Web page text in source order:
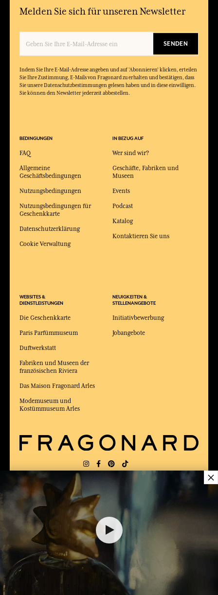
50,00 €
DEM WARENKORB HINZUFÜGEN
Melden Sie sich für unseren Newsletter
SENDEN
Indem Sie Ihre E-Mail-Adresse angeben und auf 'Abonnieren' klicken, erteilen
Sie Ihre Zustimmung, E-Mails von Fragonard zu erhalten und bestätigen, dass
Sie unsere Datenschutzbestimmungen gelesen haben und in diese einwilligen.
Sie können den Newsletter jederzeit abbestellen.
BEDINGUNGEN
FAQ
Allgemeine
Geschäftsbedingungen
Nutzungsbedingungen
Nutzungsbedingungen für
Geschenkkarte
Datenschutzerklärung
Cookie Verwaltung
WEBSITES &
DIENSTLEISTUNGEN
Die Geschenkkarte
Paris Parfümmuseum
Duftwerkstatt
Fabriken und Museen der
französischen Riviera
Das Maison Fragonard Arles
Modemuseum und
Kostümmuseum Arles
IN BEZUG AUF
Wer sind wir?
Geschäfte, Fabriken und
Museen
Events
Podcast
Katalog
Kontaktieren Sie uns
NEUIGKEITEN &
STELLENANGEBOTE
Initiativbewerbung
Jobangebote
LIEFERUNG:
ZUM BESTEN ONLINE-COMMERCE-SITE
2025 vom Magazin Capital gewählt
×